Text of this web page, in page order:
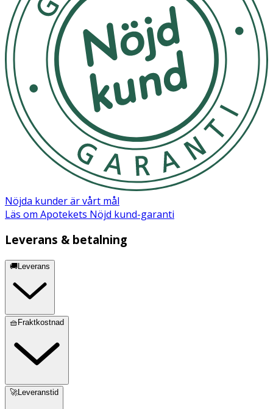
Nöjda kunder är vårt mål
Läs om Apotekets Nöjd kund-garanti
Leverans & betalning
🚚Leverans
🧺Fraktkostnad
🚀Leveranstid